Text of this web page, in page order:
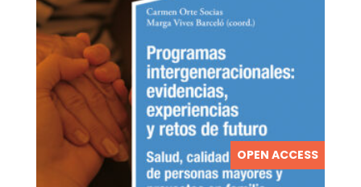
OPEN ACCESS